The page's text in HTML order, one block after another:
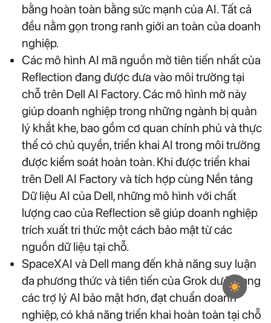
bằng hoàn toàn bằng sức mạnh của AI. Tất cả
đều nằm gọn trong ranh giới an toàn của doanh
nghiệp.
Các mô hình AI mã nguồn mở tiên tiến nhất của
Reflection đang được đưa vào môi trường tại
chỗ trên Dell AI Factory. Các mô hình mở này
giúp doanh nghiệp trong những ngành bị quản
lý khắt khe, bao gồm cơ quan chính phủ và thực
thể có chủ quyền, triển khai AI trong môi trường
được kiểm soát hoàn toàn. Khi được triển khai
trên Dell AI Factory và tích hợp cùng Nền tảng
Dữ liệu AI của Dell, những mô hình với chất
lượng cao của Reflection sẽ giúp doanh nghiệp
trích xuất tri thức một cách bảo mật từ các
nguồn dữ liệu tại chỗ.
SpaceXAI và Dell mang đến khả năng suy luận
đa phương thức và tiên tiến của Grok dưới dạng
các trợ lý AI bảo mật hơn, đạt chuẩn doanh
nghiệp, có khả năng triển khai hoàn toàn tại chỗ